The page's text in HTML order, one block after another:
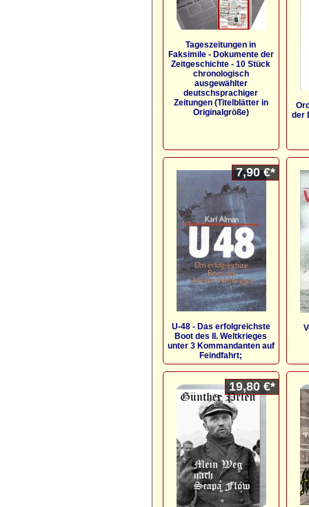
Tageszeitungen in
Faksimile - Dokumente der
Zeitgeschichte - 10 Stück
chronologisch
ausgewählter
deutschsprachiger
Zeitungen (Titelblätter in
Originalgröße)
der
7,90 €*
U-48 - Das erfolgreichste
Boot des II. Weltkrieges
unter 3 Kommandanten auf
Feindfahrt;
19,80 €*